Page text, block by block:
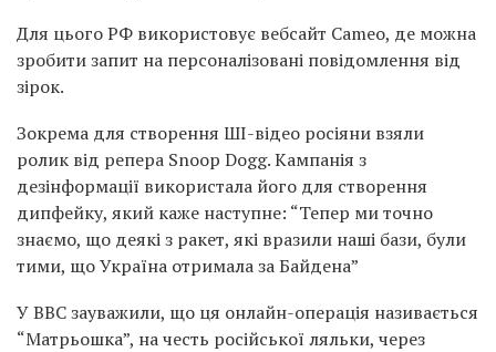
Для цього РФ використовує вебсайт Cameo, де можна
зробити запит на персоналізовані повідомлення від
зірок.
Зокрема для створення ШІ-відео росіяни взяли
ролик від репера Snoop Dogg. Кампанія з
дезінформації використала його для створення
дипфейку, який каже наступне: “Тепер ми точно
знаємо, що деякі з ракет, які вразили наші бази, були
тими, що Україна отримала за Байдена”
У BBC зауважили, що ця онлайн-операція називається
“Матрьошка”, на честь російської ляльки, через